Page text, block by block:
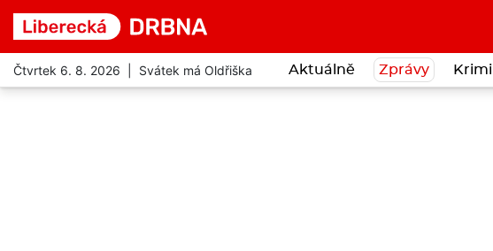
Čtvrtek 6. 8. 2026 | Svátek má Oldřiška Aktuálně Zprávy Krimi